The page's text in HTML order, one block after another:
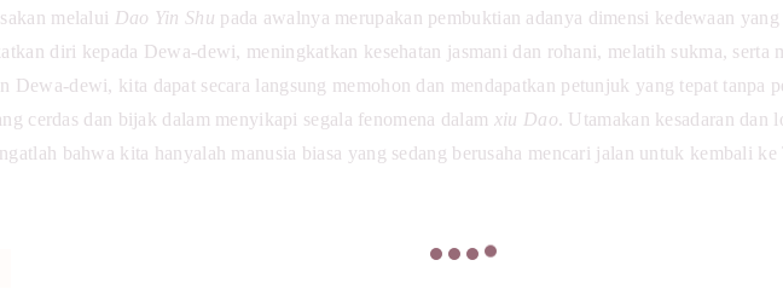
melalui Dao Yin Shu pada awalnya merupakan pembuktian adanya dimensi kedewaan
diri kepada Dewa-dewi, meningkatkan kesehatan jasmani dan rohani, melatih sukma, serta
Dewa-dewi, kita dapat secara langsung memohon dan mendapatkan petunjuk yang tepat tanpa
cerdas dan bijak dalam menyikapi segala fenomena dalam xiu Dao. Utamakan kesadaran dan
bahwa kita hanyalah manusia biasa yang sedang berusaha mencari jalan untuk kembali ke